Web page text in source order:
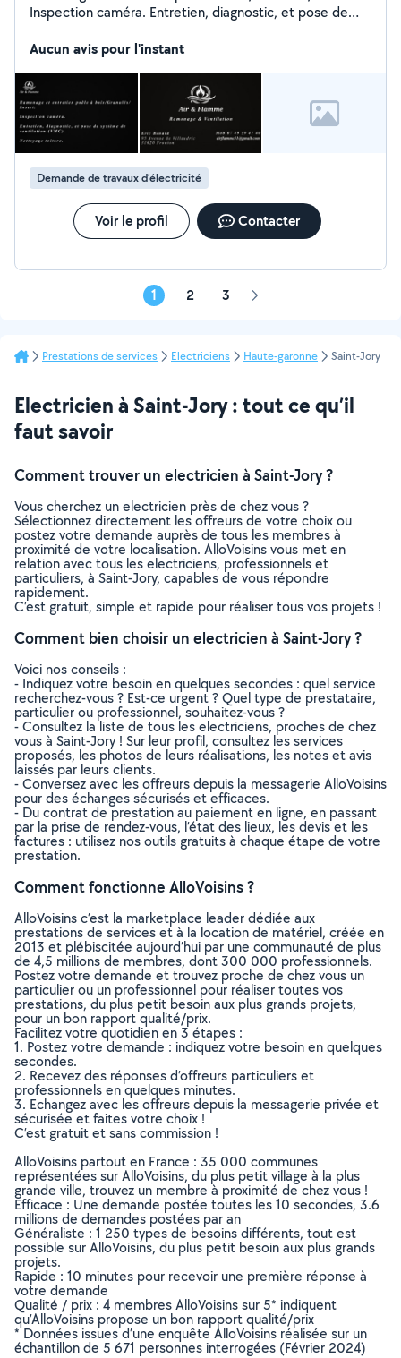
Inspection caméra. Entretien, diagnostic, et pose de
toiture.
Aucun avis pour l'instant
Demande de travaux d’électricité
Voir le profil Contacter
1 2 3 Page
Prestations de services Electriciens Haute-garonne Saint-Jory
Electricien à Saint-Jory : tout ce qu’il
faut savoir
Comment trouver un electricien à Saint-Jory ?
Vous cherchez un electricien près de chez vous ?
Sélectionnez directement les offreurs de votre choix ou
postez votre demande auprès de tous les membres à
proximité de votre localisation. AlloVoisins vous met en
relation avec tous les electriciens, professionnels et
particuliers, à Saint-Jory, capables de vous répondre
rapidement.
C’est gratuit, simple et rapide pour réaliser tous vos projets !
Comment bien choisir un electricien à Saint-Jory ?
Voici nos conseils :
- Indiquez votre besoin en quelques secondes : quel service
recherchez-vous ? Est-ce urgent ? Quel type de prestataire,
particulier ou professionnel, souhaitez-vous ?
- Consultez la liste de tous les electriciens, proches de chez
vous à Saint-Jory ! Sur leur profil, consultez les services
proposés, les photos de leurs réalisations, les notes et avis
laissés par leurs clients.
- Conversez avec les offreurs depuis la messagerie AlloVoisins
pour des échanges sécurisés et efficaces.
- Du contrat de prestation au paiement en ligne, en passant
par la prise de rendez-vous, l’état des lieux, les devis et les
factures : utilisez nos outils gratuits à chaque étape de votre
prestation.
Comment fonctionne AlloVoisins ?
AlloVoisins c’est la marketplace leader dédiée aux
prestations de services et à la location de matériel, créée en
2013 et plébiscitée aujourd’hui par une communauté de plus
de 4,5 millions de membres, dont 300 000 professionnels.
Postez votre demande et trouvez proche de chez vous un
particulier ou un professionnel pour réaliser toutes vos
prestations, du plus petit besoin aux plus grands projets,
pour un bon rapport qualité/prix.
Facilitez votre quotidien en 3 étapes :
1. Postez votre demande : indiquez votre besoin en quelques
secondes.
2. Recevez des réponses d’offreurs particuliers et
professionnels en quelques minutes.
3. Echangez avec les offreurs depuis la messagerie privée et
sécurisée et faites votre choix !
C’est gratuit et sans commission !
AlloVoisins partout en France : 35 000 communes
représentées sur AlloVoisins, du plus petit village à la plus
grande ville, trouvez un membre à proximité de chez vous !
Efficace : Une demande postée toutes les 10 secondes, 3.6
millions de demandes postées par an
Généraliste : 1 250 types de besoins différents, tout est
possible sur AlloVoisins, du plus petit besoin aux plus grands
projets.
Rapide : 10 minutes pour recevoir une première réponse à
votre demande
Qualité / prix : 4 membres AlloVoisins sur 5* indiquent
qu’AlloVoisins propose un bon rapport qualité/prix
* Données issues d’une enquête AlloVoisins réalisée sur un
échantillon de 5 671 personnes interrogées (Février 2024)